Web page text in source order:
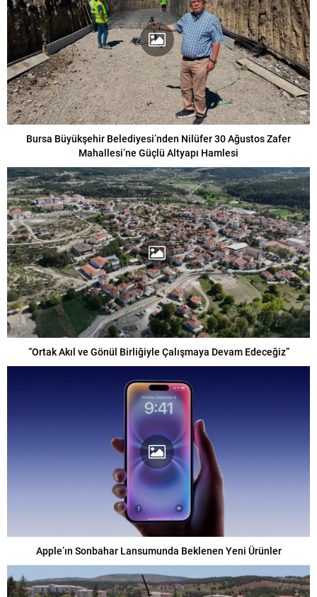
Bursa Büyükşehir Belediyesi’nden Nilüfer 30 Ağustos Zafer
Mahallesi’ne Güçlü Altyapı Hamlesi
“Ortak Akıl ve Gönül Birliğiyle Çalışmaya Devam Edeceğiz”
Apple’ın Sonbahar Lansumunda Beklenen Yeni Ürünler